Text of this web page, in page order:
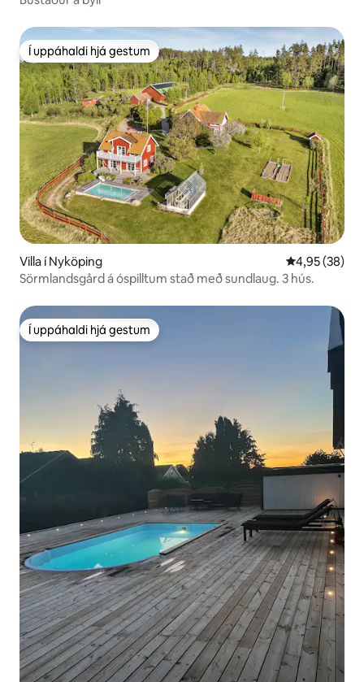
Í uppáhaldi hjá gestum
Í uppáhaldi hjá gestum
Villa í Nyköping 4,95 af 5 í
4,95 (38)
Sörmlandsgård á óspilltum stað með sundlaug. 3 hús.
Í uppáhaldi hjá gestum
Í uppáhaldi hjá gestum